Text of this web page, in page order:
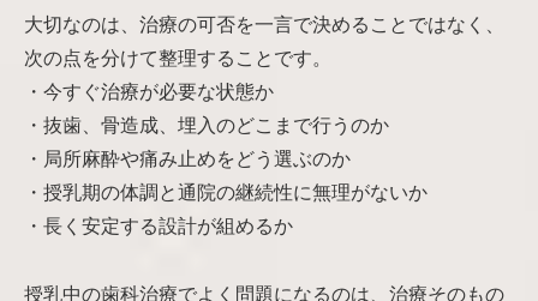
大切なのは、治療の可否を一言で決めることではなく、
次の点を分けて整理することです。
・今すぐ治療が必要な状態か
・抜歯、骨造成、埋入のどこまで行うのか
・局所麻酔や痛み止めをどう選ぶのか
・授乳期の体調と通院の継続性に無理がないか
・長く安定する設計が組めるか
授乳中の歯科治療でよく問題になるのは、治療そのもの